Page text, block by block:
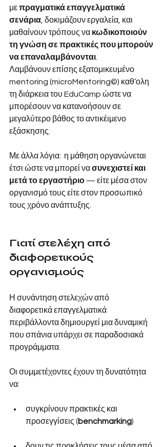
μεπραγματικά επαγγελματικά
σενάρια , δοκιμάζουν εργαλεία, και
μαθαίνουν τρόπους να κωδικοποιούν
τη γνώση σε πρακτικές που μπορούν
να επαναλαμβάνονται
Λαμβάνουν επίσης εξατομικευμένο
mentoring (microMentoring©) καθ’ολη
τη διάρκεια του EduCamp ώστε να
μπορέσουν να κατανοήσουν σε
μεγαλύτερο βάθος το αντικέιμενο
εξάσκησης.
Με άλλα λόγια:  η μάθηση οργανώνεται
έτσι ώστε να μπορεί νασυνεχιστεί και
μετά το εργαστήριο — είτε μέσα στον
οργανισμό τους είτε στον προσωπικό
τους χρόνο ανάπτυξης.
Γιατί στελέχη από
διαφορετικούς
οργανισμούς
Η συνάντηση στελεχών από
διαφορετικά επαγγελματικά
περιβάλλοντα δημιουργεί μια δυναμική
που σπάνια υπάρχει σε παραδοσιακά
προγράμματα.
Οι συμμετέχοντες έχουν τη δυνατότητα
να:
συγκρίνουν πρακτικές και
προσεγγίσεις (benchmarking)